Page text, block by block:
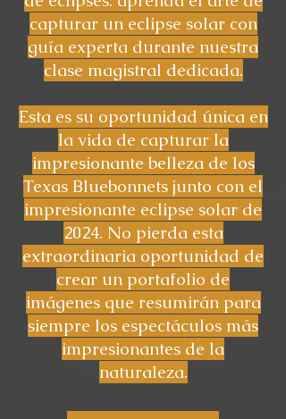
capturar un eclipse solar con
guía experta durante nuestra
clase magistral dedicada.
Esta es su oportunidad única en
la vida de capturar la
impresionante belleza de los
Texas Bluebonnets junto con el
impresionante eclipse solar de
2024. No pierda esta
extraordinaria oportunidad de
crear un portafolio de
imágenes que resumirán para
siempre los espectáculos más
impresionantes de la
naturaleza.